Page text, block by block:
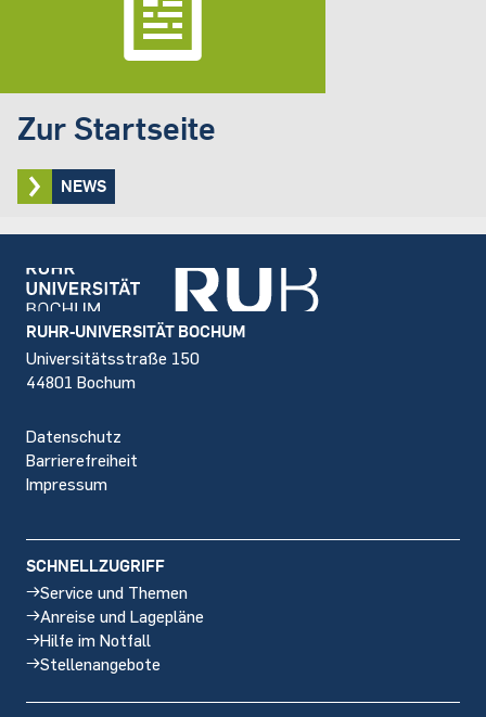
Zur Startseite
NEWS
Footer
RUHR-UNIVERSITÄT BOCHUM
Universitätsstraße 150
44801 Bochum
Datenschutz
Barrierefreiheit
Impressum
SCHNELLZUGRIFF
Service und Themen
Anreise und Lagepläne
Hilfe im Notfall
Stellenangebote